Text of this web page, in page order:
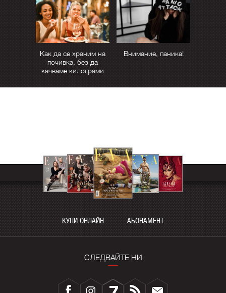
Как да се храним на
почивка, без да
качваме килограми
Внимание, паника!
КУПИ ОНЛАЙН АБОНАМЕНТ
СЛЕДВАЙТЕ НИ